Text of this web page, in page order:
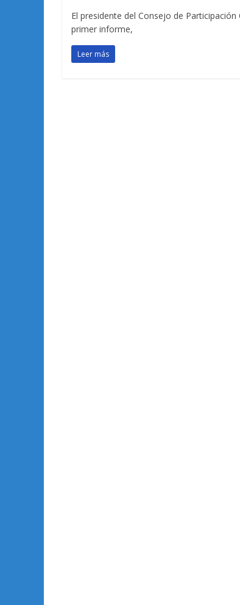
El presidente del Consejo de
primer informe,
Leer más